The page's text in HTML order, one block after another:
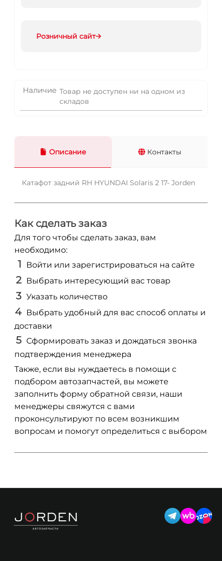
Розничный сайт
Наличие Товар не доступен ни на одном из
складов
Описание Контакты
Катафот задний RH HYUNDAI Solaris 2 17- Jorden
Как сделать заказ
Для того чтобы сделать заказ, вам
необходимо:
Войти или зарегистрироваться на сайте
Выбрать интересующий вас товар
Указать количество
Выбрать удобный для вас способ оплаты и
доставки
Сформировать заказ и дождаться звонка
подтверждения менеджера
Также, если вы нуждаетесь в помощи с
подбором автозапчастей, вы можете
заполнить форму обратной связи, наши
менеджеры свяжутся с вами
проконсультируют по всем возникшим
вопросам и помогут определиться с выбором